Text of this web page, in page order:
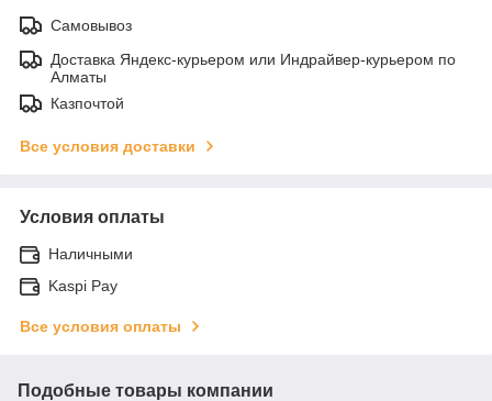
Самовывоз
Доставка Яндекс-курьером или Индрайвер-курьером по
Алматы
Казпочтой
Все условия доставки
Условия оплаты
Наличными
Kaspi Pay
Все условия оплаты
Подобные товары компании